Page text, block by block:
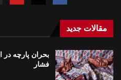
مقالات جدید
فشار